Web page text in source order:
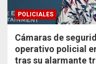
POLICIALES
Cámaras de
operativo policial
tras su alarmante